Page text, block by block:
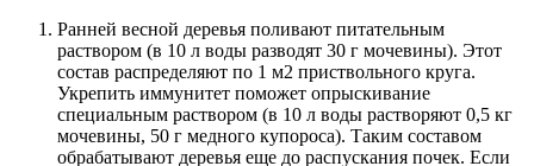
Ранней весной деревья поливают питательным
раствором (в 10 л воды разводят 30 г мочевины). Этот
состав распределяют по 1 м2 приствольного круга.
Укрепить иммунитет поможет опрыскивание
специальным раствором (в 10 л воды растворяют 0,5 кг
мочевины, 50 г медного купороса). Таким составом
обрабатывают деревья еще до распускания почек. Если